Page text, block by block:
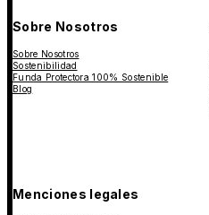
Sobre Nosotros
Sobre Nosotros
Sostenibilidad
Funda Protectora 100% Sostenible
Blog
Menciones legales